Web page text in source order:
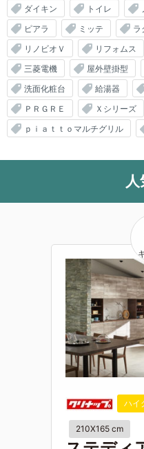
ダイキン
トイレ
ピアラ
ミッテ ラ
リノビオＶ
リフォムス
三菱電機
屋外壁掛型
洗面化粧台
給湯器
ＰＲＧＲＥ
Ｘシリーズ
ｐｉａｔｔｏマルチグリル
ハイ
210X165 cm